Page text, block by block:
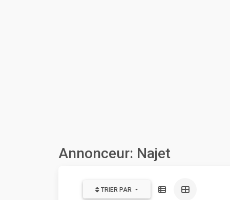
Annonceur: Najet
TRIER PAR